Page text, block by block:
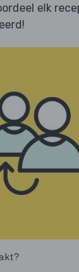
elk